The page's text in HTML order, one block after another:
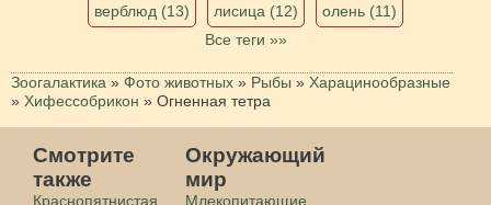
верблюд (13) лисица (12)
олень (11)
Все теги »»
Зоогалактика » Фото животных » Рыбы » Харацинообразные
» Хифессобрикон » Огненная тетра
Смотрите
также
Краснопятнистая
Окружающий
мир
Млекопитающие